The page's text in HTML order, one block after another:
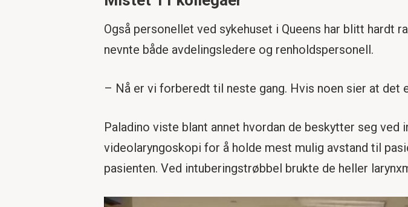
Også personellet ved sykehuset i Queens har blitt hardt
nevnte både avdelingsledere og renholdspersonell.
– Nå er vi forberedt til neste gang. Hvis noen sier at
Paladino viste blant annet hvordan de beskytter seg
videolaryngoskopi for å holde mest mulig avstand til
pasienten. Ved intuberingstrøbbel brukte de heller